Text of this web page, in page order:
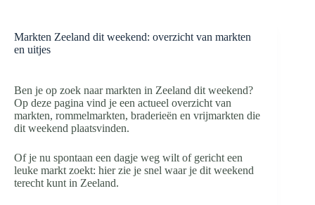
Markten Zeeland dit weekend: overzicht van markten
en uitjes
Ben je op zoek naar markten in Zeeland dit weekend?
Op deze pagina vind je een actueel overzicht van
markten, rommelmarkten, braderieën en vrijmarkten die
dit weekend plaatsvinden.
Of je nu spontaan een dagje weg wilt of gericht een
leuke markt zoekt: hier zie je snel waar je dit weekend
terecht kunt in Zeeland.